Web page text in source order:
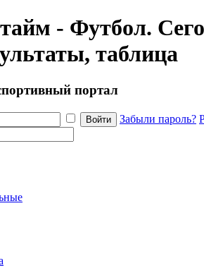
- Футбол.
таблица
портал
Забыли пароль?